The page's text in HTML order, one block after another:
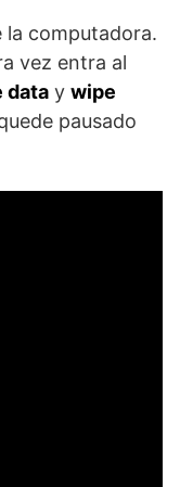
la computadora.
vez entra al
data y wipe
pausado